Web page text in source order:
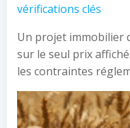
vérifications clés
Un projet immobilier
sur le seul prix
les contraintes